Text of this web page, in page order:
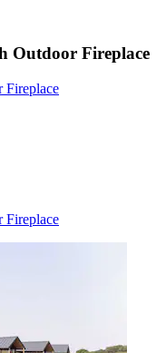
Outdoor Fireplace
Fireplace
Fireplace